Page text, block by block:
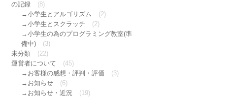
の記録
(8)
小学生とアルゴリズム
(2)
小学生とスクラッチ
(2)
小学生の為のプログラミング教室(準
備中)
(3)
未分類
(22)
運営者について
(45)
お客様の感想・評判・評価
(3)
お知らせ
(6)
お知らせ・近況
(19)